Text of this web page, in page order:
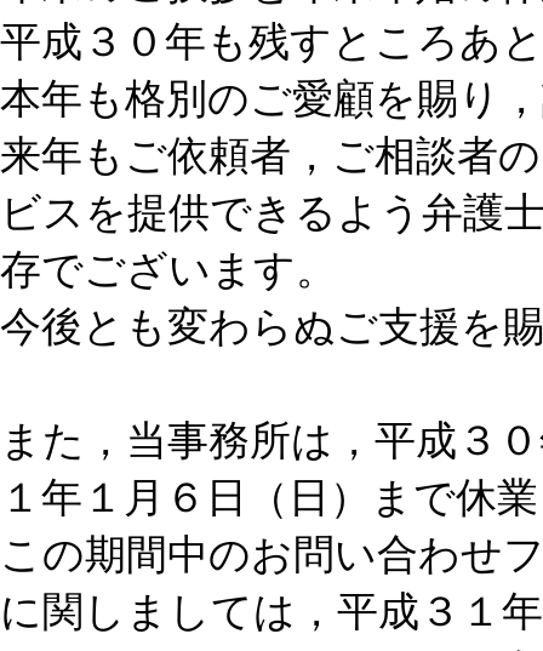
平成３０年も残すところあ
本年も格別のご愛顧を賜り
来年もご依頼者，ご相談者
ビスを提供できるよう弁護
存でございます。
今後とも変わらぬご支援を
また，当事務所は，平成３
１年１月６日（日）まで休
この期間中のお問い合わせ
に関しましては，平成３１